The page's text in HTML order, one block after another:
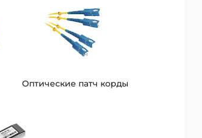
Оптические патч корды